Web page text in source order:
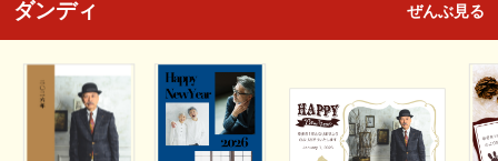
ダンディ ぜんぶ見る